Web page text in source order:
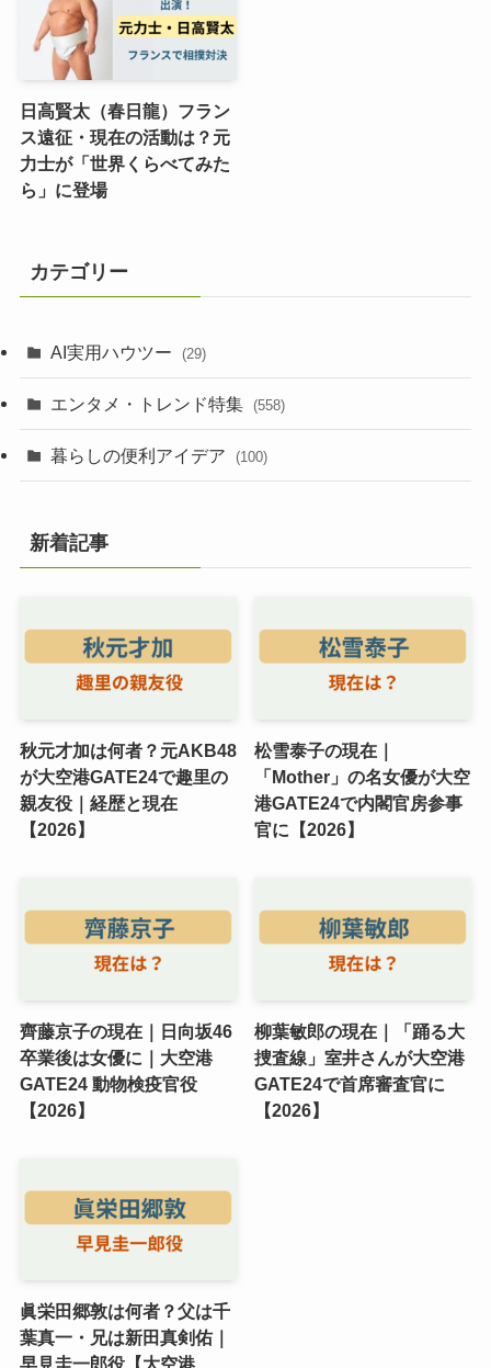
日高賢太（春日龍）フラン
ス遠征・現在の活動は？元
力士が「世界くらべてみた
ら」に登場
カテゴリー
AI実用ハウツー (29)
エンタメ・トレンド特集 (558)
暮らしの便利アイデア (100)
新着記事
秋元才加は何者？元AKB48
が大空港GATE24で趣里の
親友役｜経歴と現在
【2026】
松雪泰子の現在｜
「Mother」の名女優が大空
港GATE24で内閣官房参事
官に【2026】
齊藤京子の現在｜日向坂46
卒業後は女優に｜大空港
GATE24 動物検疫官役
【2026】
柳葉敏郎の現在｜「踊る大
捜査線」室井さんが大空港
GATE24で首席審査官に
【2026】
眞栄田郷敦は何者？父は千
葉真一・兄は新田真剣佑｜